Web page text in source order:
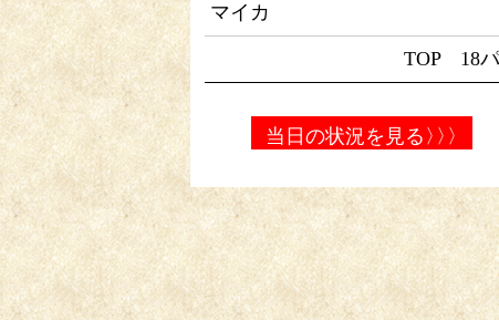
マイカ
TOP 18
当日の状況を見る 〉〉〉